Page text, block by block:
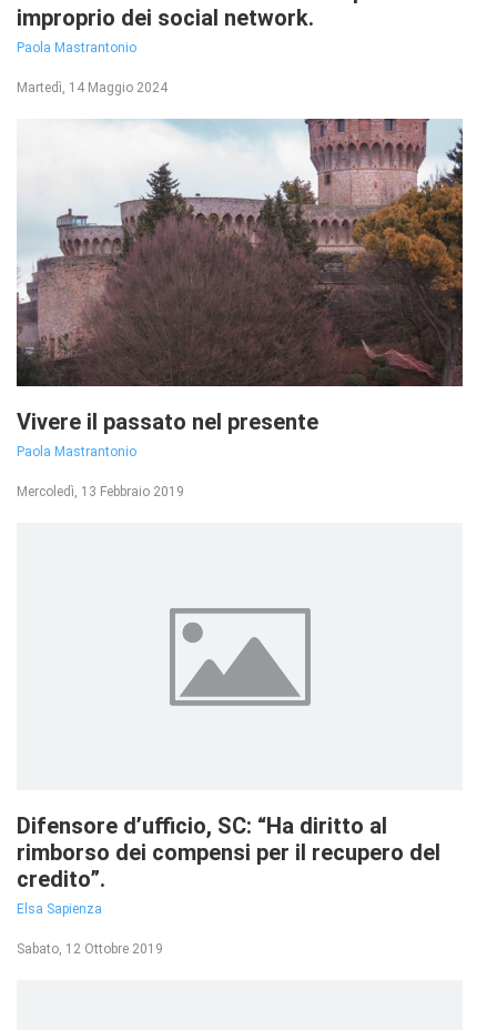
improprio dei social network.
Paola Mastrantonio
Martedì, 14 Maggio 2024
Vivere il passato nel presente
Paola Mastrantonio
Mercoledì, 13 Febbraio 2019
Difensore d’ufficio, SC: “Ha diritto al
rimborso dei compensi per il recupero del
credito”.
Elsa Sapienza
Sabato, 12 Ottobre 2019